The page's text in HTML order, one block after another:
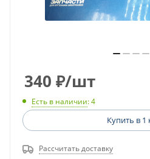
340 ₽/шт
Есть в наличии: 4
Купить в 1
Рассчитать доставку